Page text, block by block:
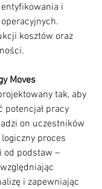
i
kosztów oraz
Moves
tak, aby
potencjał pracy
on uczestników
proces
od podstaw –
i zapewniając